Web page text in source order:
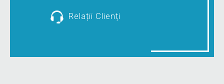
Relații Clienți